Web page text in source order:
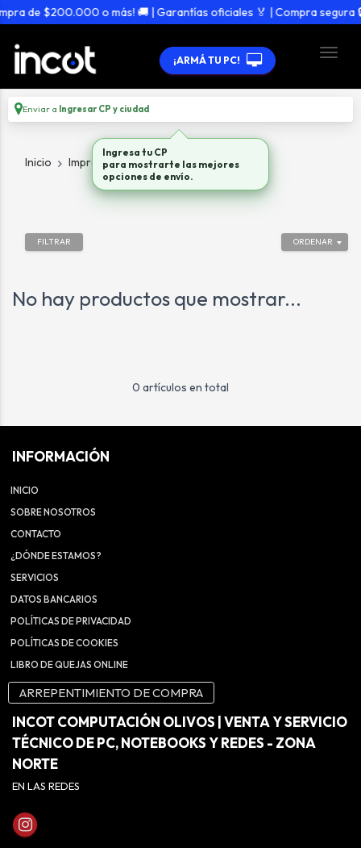
de $200.000 o más! 🚚 | Garantías oficiales 🏅 | Compra segura 🔒
¡ARMÁ TU PC!
Enviar a Ingresar CP y ciudad
Inicio Impresion Láser Color
ORDENAR
FILTRAR
No hay productos que mostrar...
0 artículos en total
INFORMACIÓN
INICIO
SOBRE NOSOTROS
CONTACTO
¿DÓNDE ESTAMOS?
SERVICIOS
DATOS BANCARIOS
POLÍTICAS DE PRIVACIDAD
POLÍTICAS DE COOKIES
LIBRO DE QUEJAS ONLINE
ARREPENTIMIENTO DE COMPRA
INCOT COMPUTACIÓN OLIVOS | VENTA Y SERVICIO
TÉCNICO DE PC, NOTEBOOKS Y REDES - ZONA
NORTE
EN LAS REDES
Ingresa tu CP
para mostrarte las mejores
opciones de envío.